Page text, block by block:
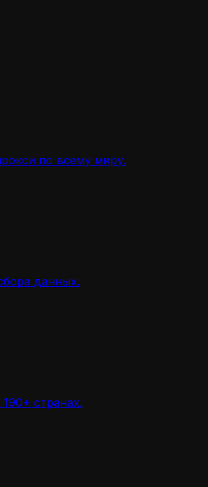
по всему миру.
данных.
странах.